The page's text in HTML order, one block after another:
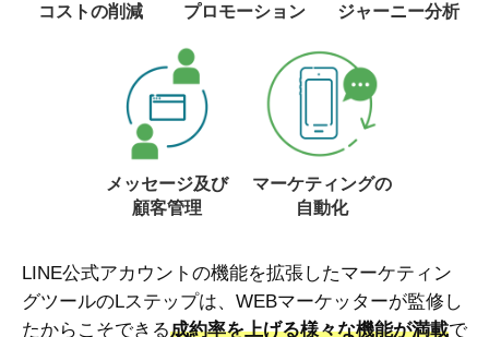
コストの削減
プロモーション
ジャーニー分析
メッセージ及び
顧客管理
マーケティングの
自動化
LINE公式アカウントの機能を拡張したマーケティン
グツールのLステップは、WEBマーケッターが監修し
たからこそできる成約率を上げる様々な機能が満載で